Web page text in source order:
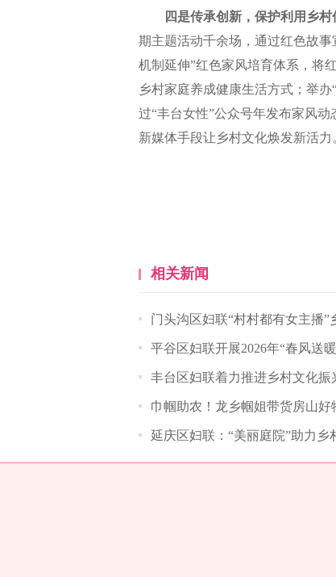
四是传承创新，保护利用乡村
期主题活动千余场，通过红色故
机制延伸”红色家风培育体系，将
乡村家庭养成健康生活方式；举
过“丰台女性”公众号年发布家风
新媒体手段让乡村文化焕发新活力
相关新闻
门头沟区妇联“村村都有女主播
平谷区妇联开展2026年“春风送
丰台区妇联着力推进乡村文化振
巾帼助农！龙乡帼姐带货房山
延庆区妇联：“美丽庭院”助力乡